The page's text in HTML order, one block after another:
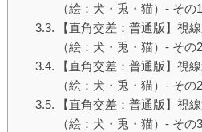
（絵：犬・兎・猫）- そ
【直角交差：普通版】視
（絵：犬・兎・猫）- その2
【直角交差：普通版】視
（絵：犬・兎・猫）- そ
【直角交差：普通版】視
（絵：犬・兎・猫）- その3